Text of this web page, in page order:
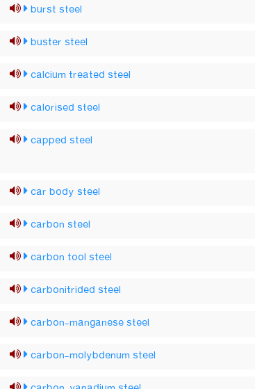
burst steel
buster steel
calcium treated steel
calorised steel
capped steel
car body steel
carbon steel
carbon tool steel
carbonitrided steel
carbon-manganese steel
carbon-molybdenum steel